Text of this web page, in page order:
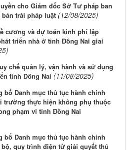
cho Giám đốc Sở Tư pháp ban
trái pháp luật (12/08/2025)
cương và dự toán kinh phí lập
triển nhà ở tỉnh Đồng Nai giai
chế quản lý, vận hành và sử dụng
tỉnh Đồng Nai (11/08/2025)
bố Danh mục thủ tục hành chính
trường thực hiện không phụ thuộc
phạm vi tỉnh Đồng Nai
bố Danh mục thủ tục hành chính
quy trình điện tử giải quyết thủ